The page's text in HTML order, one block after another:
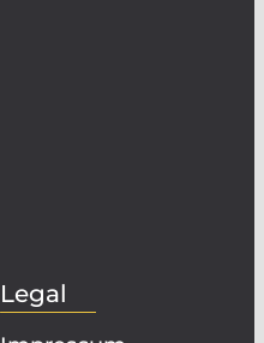
Legal